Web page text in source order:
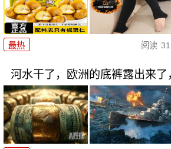
最热 阅读
河水干了，欧洲的底裤露出来了